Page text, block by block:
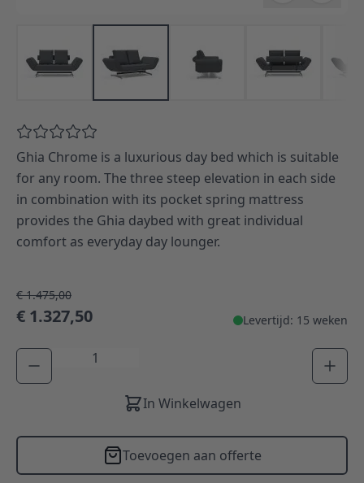
Ghia Chrome is a luxurious day bed which is suitable
for any room. The three steep elevation in each side
in combination with its pocket spring mattress
provides the Ghia daybed with great individual
comfort as everyday day lounger.
€ 1.475,00
€ 1.327,50 Levertijd: 15 weken
Aantal
In Winkelwagen
Toevoegen aan offerte